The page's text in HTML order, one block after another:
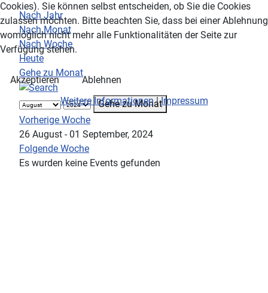
Nach Jahr
Nach Monat
Nach Woche
Heute
Gehe zu Monat
Gehe zu Monat
Vorherige Woche
26 August - 01 September, 2024
Folgende Woche
Es wurden keine Events gefunden
Cookies). Sie können selbst entscheiden, ob Sie die Cookies
zulassen möchten. Bitte beachten Sie, dass bei einer Ablehnung
womöglich nicht mehr alle Funktionalitäten der Seite zur
Verfügung stehen.
Akzeptieren
Ablehnen
Weitere Informationen|Impressum